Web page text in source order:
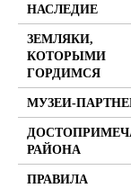
НАСЛЕДИЕ
ЗЕМЛЯКИ,
КОТОРЫМИ
ГОРДИМСЯ
МУЗЕИ-
РАЙОНА
ПРАВИЛА